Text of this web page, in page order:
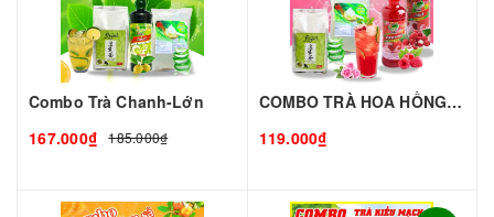
Combo Trà Chanh-Lớn
167.000₫
185.000₫
COMBO TRÀ HOA HỒNG - Thơm Ngon Mê Ly
119.000₫